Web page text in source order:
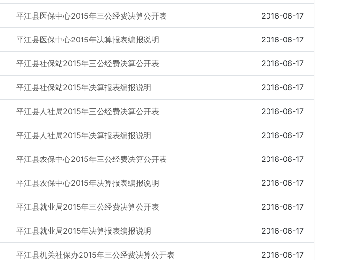
平江县医保中心2015年三公经费决算公开表 2016-06-17
平江县医保中心2015年决算报表编报说明 2016-06-17
平江县社保站2015年三公经费决算公开表 2016-06-17
平江县社保站2015年决算报表编报说明 2016-06-17
平江县人社局2015年三公经费决算公开表 2016-06-17
平江县人社局2015年决算报表编报说明 2016-06-17
平江县农保中心2015年三公经费决算公开表 2016-06-17
平江县农保中心2015年决算报表编报说明 2016-06-17
平江县就业局2015年三公经费决算公开表 2016-06-17
平江县就业局2015年决算报表编报说明 2016-06-17
平江县机关社保办2015年三公经费决算公开表 2016-06-17